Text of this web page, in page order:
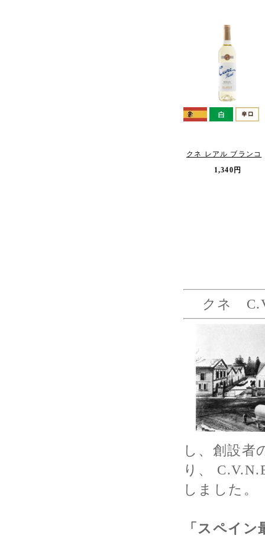
クネ レアル ブランコ
1,340円
クネ
し、創設者
り、
しました。
「スペイ